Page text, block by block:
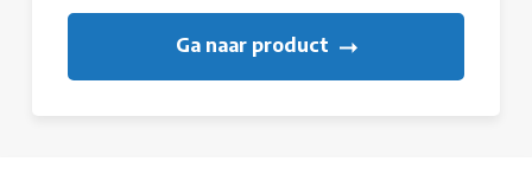
Ga naar product